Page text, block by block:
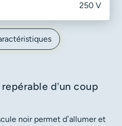
250 V
d’un coup
noir permet d’allumer et